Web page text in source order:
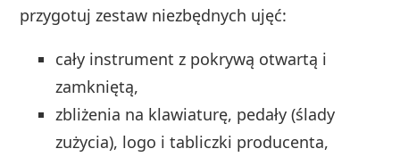
przygotuj zestaw niezbędnych ujęć:
cały instrument z pokrywą otwartą i
zamkniętą,
zbliżenia na klawiaturę, pedały (ślady
zużycia), logo i tabliczki producenta,